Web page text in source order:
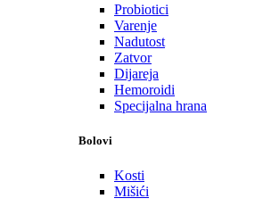
Probiotici
Varenje
Nadutost
Zatvor
Dijareja
Hemoroidi
Specijalna hrana
Bolovi
Kosti
Mišići